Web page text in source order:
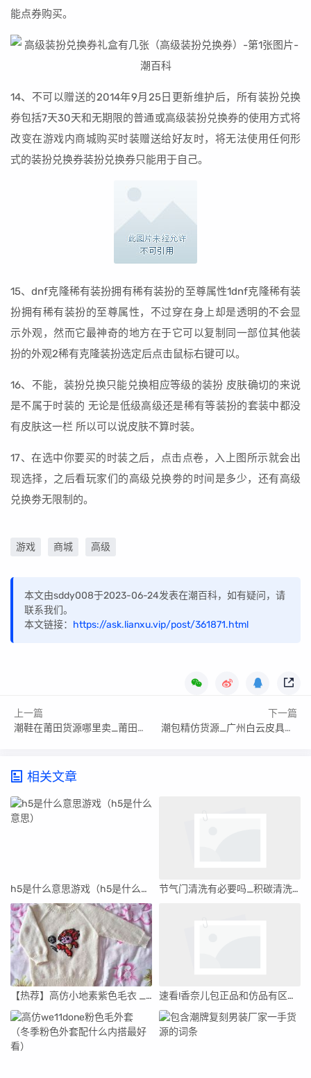
能点券购买。
14、不可以赠送的2014年9月25日更新维护后，所有装扮兑换
券包括7天30天和无期限的普通或高级装扮兑换券的使用方式将
改变在游戏内商城购买时装赠送给好友时，将无法使用任何形
式的装扮兑换券装扮兑换券只能用于自己。
15、dnf克隆稀有装扮拥有稀有装扮的至尊属性1dnf克隆稀有装
扮拥有稀有装扮的至尊属性，不过穿在身上却是透明的不会显
示外观，然而它最神奇的地方在于它可以复制同一部位其他装
扮的外观2稀有克隆装扮选定后点击鼠标右键可以。
16、不能，装扮兑换只能兑换相应等级的装扮 皮肤确切的来说
是不属于时装的 无论是低级高级还是稀有等装扮的套装中都没
有皮肤这一栏 所以可以说皮肤不算时装。
17、在选中你要买的时装之后，点击点卷，入上图所示就会出
现选择，之后看玩家们的高级兑换劵的时间是多少，还有高级
兑换劵无限制的。
游戏 商城 高级
本文由sddy008于2023-06-24发表在潮百科，如有疑问，请
联系我们。
本文链接： https://ask.lianxu.vip/post/361871.html
上一篇
潮鞋在莆田货源哪里卖_莆田鞋安福市场1084号档口
下一篇
潮包精仿货源_广州白云皮具城682档口
相关文章
h5是什么意思游戏（h5是什么意思） 节气门清洗有必要吗_积碳清洗一般多少钱
【热荐】高仿小地素紫色毛衣 _紫色毛衣下面怎么搭配 速看!香奈儿包正品和仿品有区别吗'香奈儿包包高仿跟正品